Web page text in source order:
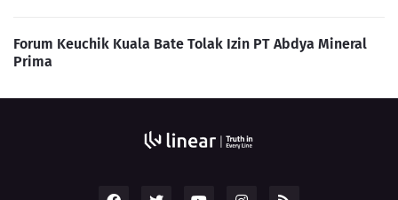
Forum Keuchik Kuala Bate Tolak Izin PT Abdya Mineral
Prima